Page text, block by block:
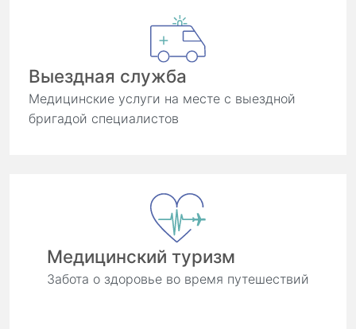
Выездная служба
Медицинские услуги на месте с выездной
бригадой специалистов
Медицинский туризм
Забота о здоровье во время путешествий